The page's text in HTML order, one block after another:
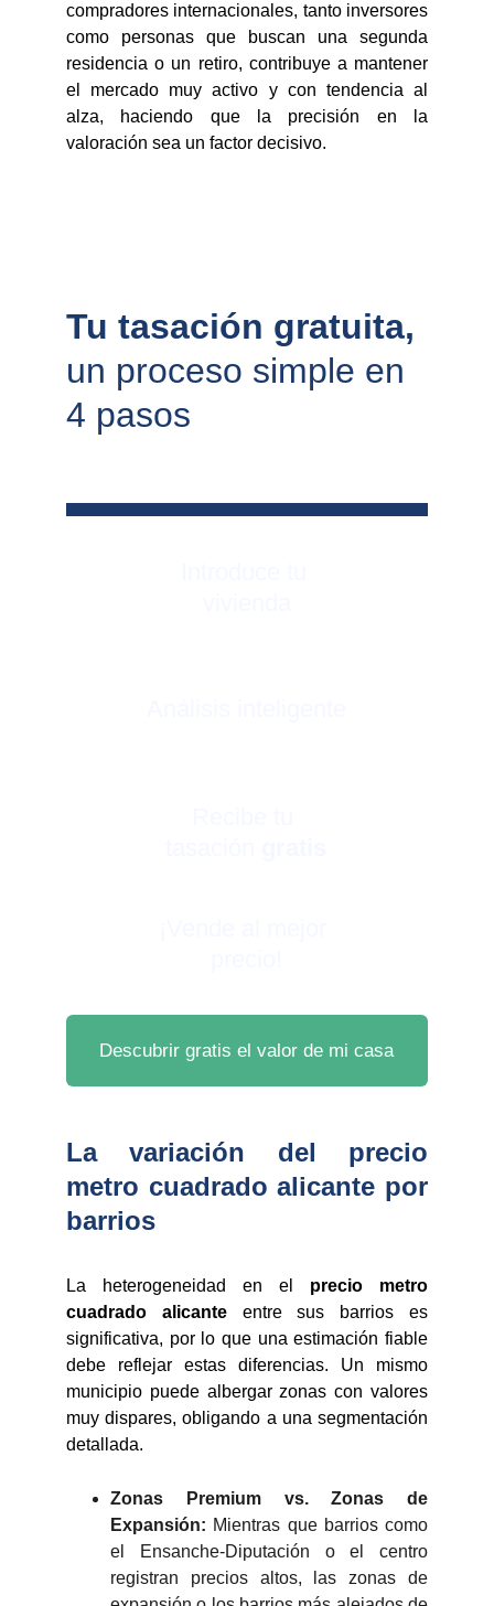
compradores internacionales, tanto inversores
como personas que buscan una segunda
residencia o un retiro, contribuye a mantener
el mercado muy activo y con tendencia al
alza, haciendo que la precisión en la
valoración sea un factor decisivo.
Descubrir gratis el valor de mi casa
Tu tasación gratuita,
un proceso simple en
4 pasos
La variación del precio
metro cuadrado alicante por
barrios
La heterogeneidad en el precio metro
cuadrado alicanteentre sus barrios es
significativa, por lo que una estimación fiable
debe reflejar estas diferencias. Un mismo
municipio puede albergar zonas con valores
muy dispares, obligando a una segmentación
detallada.
Zonas Premium vs. Zonas de
Expansión: Mientras que barrios como
el Ensanche-Diputación o el centro
registran precios altos, las zonas de